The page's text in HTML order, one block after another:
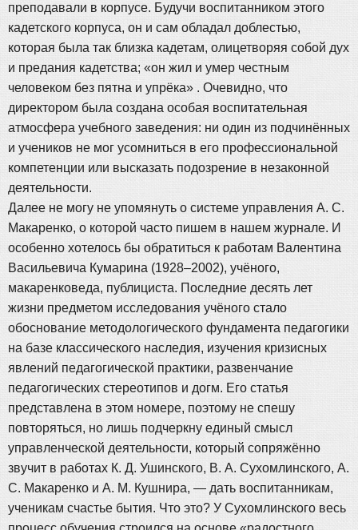
преподавали в корпусе. Будучи воспитанником этого
кадетского корпуса, он и сам обладал доблестью,
которая была так близка кадетам, олицетворяя собой дух
и предания кадетства; «он жил и умер честным
человеком без пятна и упрёка» . Очевидно, что
директором была создана особая воспитательная
атмосфера учебного заведения: ни один из подчинённых
и учеников не мог усомниться в его профессиональной
компетенции или высказать подозрение в незаконной
деятельности.
Далее не могу не упомянуть о системе управления А. С.
Макаренко, о которой часто пишем в нашем журнале. И
особенно хотелось бы обратиться к работам Валентина
Васильевича Кумарина (1928–2002), учёного,
макаренковеда, публициста. Последние десять лет
жизни предметом исследования учёного стало
обоснование методологического фундамента педагогики
на базе классического наследия, изучения кризисных
явлений педагогической практики, развенчание
педагогических стереотипов и догм. Его статья
представлена в этом номере, поэтому не спешу
повторяться, но лишь подчеркну единый смысл
управленческой деятельности, который сопряжённо
звучит в работах К. Д. Ушинского, В. А. Сухомлинского, А.
С. Макаренко и А. М. Кушнира, — дать воспитанникам,
ученикам счастье бытия. Что это? У Сухомлинского весь